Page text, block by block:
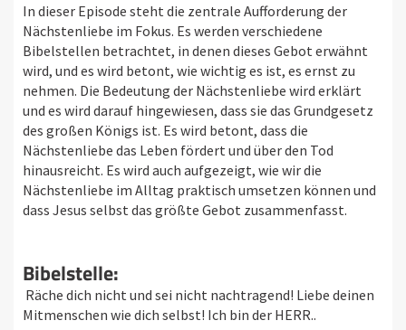
In dieser Episode steht die zentrale Aufforderung der
Nächstenliebe im Fokus. Es werden verschiedene
Bibelstellen betrachtet, in denen dieses Gebot erwähnt
wird, und es wird betont, wie wichtig es ist, es ernst zu
nehmen. Die Bedeutung der Nächstenliebe wird erklärt
und es wird darauf hingewiesen, dass sie das Grundgesetz
des großen Königs ist. Es wird betont, dass die
Nächstenliebe das Leben fördert und über den Tod
hinausreicht. Es wird auch aufgezeigt, wie wir die
Nächstenliebe im Alltag praktisch umsetzen können und
dass Jesus selbst das größte Gebot zusammenfasst.
Bibelstelle:
Räche dich nicht und sei nicht nachtragend! Liebe deinen
Mitmenschen wie dich selbst! Ich bin der HERR..